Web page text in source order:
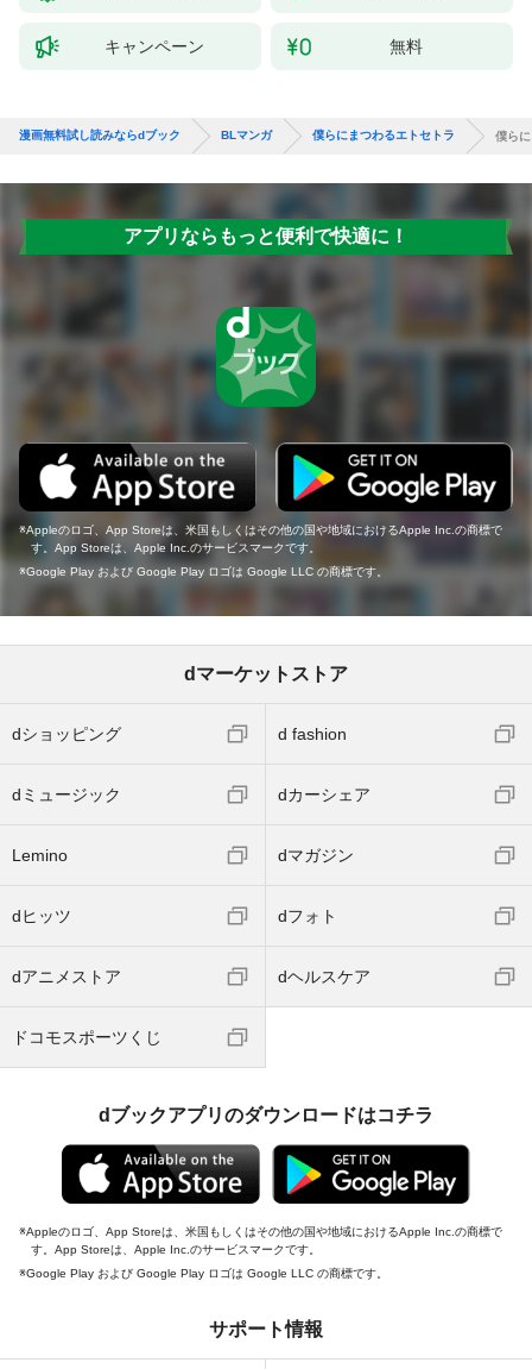
キャンペーン 無料
漫画無料試し読みならdブック BLマンガ 僕らにまつわるエトセトラ 僕ら
アプリならもっと便利で快適に！
Appleのロゴ、App Storeは、米国もしくはその他の国や地域におけるApple Inc.の商標で
す。App Storeは、Apple Inc.のサービスマークです。
Google Play および Google Play ロゴは Google LLC の商標です。
dマーケットストア
dショッピング d fashion
dミュージック dカーシェア
Lemino dマガジン
dヒッツ dフォト
dアニメストア dヘルスケア
ドコモスポーツくじ
dブックアプリのダウンロードはコチラ
Appleのロゴ、App Storeは、米国もしくはその他の国や地域におけるApple Inc.の商標で
す。App Storeは、Apple Inc.のサービスマークです。
Google Play および Google Play ロゴは Google LLC の商標です。
サポート情報